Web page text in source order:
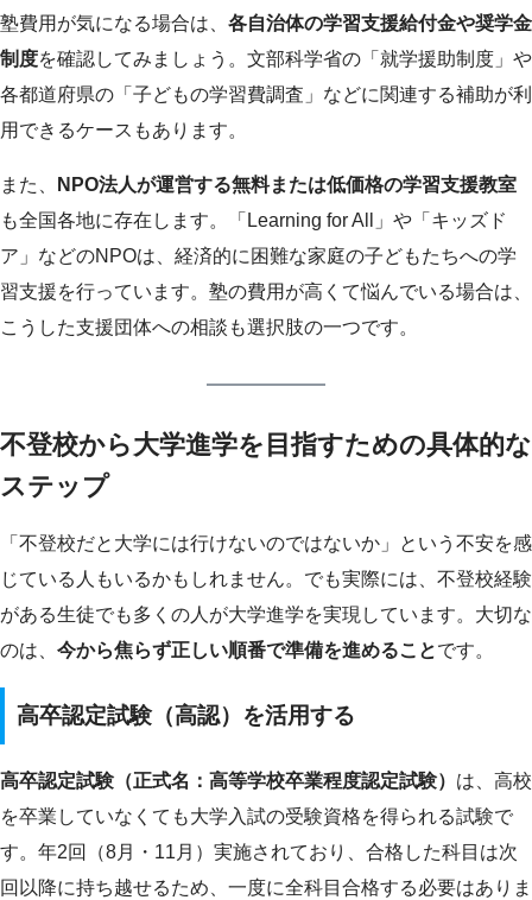
塾費用が気になる場合は、 各自治体の学習支援給付金や奨学金
制度を確認してみましょう。文部科学省の「就学援助制度」や
各都道府県の「子どもの学習費調査」などに関連する補助が利
用できるケースもあります。
また、
NPO法人が運営する無料または低価格の学習支援教室
も全国各地に存在します。「Learning for All」や「キッズド
ア」などのNPOは、経済的に困難な家庭の子どもたちへの学
習支援を行っています。塾の費用が高くて悩んでいる場合は、
こうした支援団体への相談も選択肢の一つです。
不登校から大学進学を目指すための具体的な
ステップ
「不登校だと大学には行けないのではないか」という不安を感
じている人もいるかもしれません。でも実際には、不登校経験
がある生徒でも多くの人が大学進学を実現しています。大切な
のは、 今から焦らず正しい順番で準備を進めることです。
高卒認定試験（高認）を活用する
高卒認定試験（正式名：高等学校卒業程度認定試験） は、高校
を卒業していなくても大学入試の受験資格を得られる試験で
す。年2回（8月・11月）実施されており、合格した科目は次
回以降に持ち越せるため、一度に全科目合格する必要はありま